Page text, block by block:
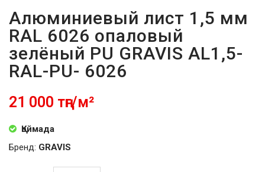
Алюминиевый лист 1,5 мм
RAL 6026 опаловый
зелёный PU GRAVIS AL1,5-
RAL-PU- 6026
21 000 тңг/м²
Қоймада
Бренд: GRAVIS